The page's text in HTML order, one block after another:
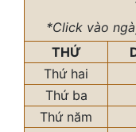
*Click vào
THỨ
Thứ hai
Thứ ba
Thứ năm